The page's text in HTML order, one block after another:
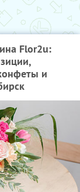
Flor2u:
и